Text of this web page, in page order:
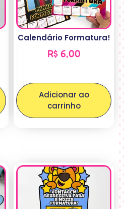
Calendário Formatura!
R$6,00
Adicionar ao
carrinho